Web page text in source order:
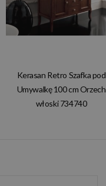
Kerasan Retro Szafka pod
Umywalkę 100 cm Orzech
włoski 734740